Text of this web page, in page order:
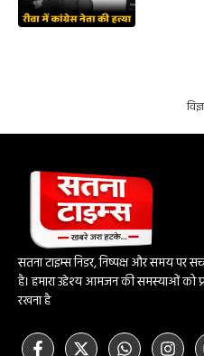
सतना टाइम्स निडर, निष्पक्ष और समय
है। हमारा उद्देश्य आमजन की समस्याओं
रखना है